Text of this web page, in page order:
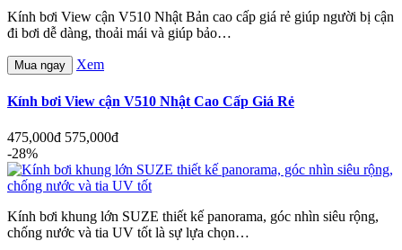
Kính bơi View cận V510 Nhật Bản cao cấp giá rẻ giúp người bị cận
đi bơi dễ dàng, thoải mái và giúp bảo…
Mua ngay Xem
Kính bơi View cận V510 Nhật Cao Cấp Giá Rẻ
475,000đ 575,000đ
-28%
Kính bơi khung lớn SUZE thiết kế panorama, góc nhìn siêu rộng,
chống nước và tia UV tốt là sự lựa chọn…